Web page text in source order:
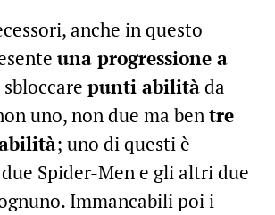
anche in questo
una progressione a
punti abilitàda
uno, non due ma bentre
; uno di questi è
Spider-Men e gli altri due
Immancabili poi i